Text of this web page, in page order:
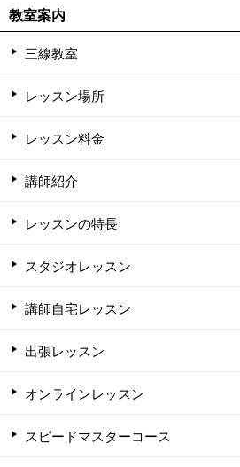
教室案内
三線教室
レッスン場所
レッスン料金
講師紹介
レッスンの特長
スタジオレッスン
講師自宅レッスン
出張レッスン
オンラインレッスン
スピードマスターコース